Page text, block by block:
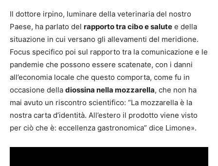
Il dottore irpino, luminare della veterinaria del nostro
Paese, ha parlato del rapporto tra cibo e salute e della
situazione in cui versano gli allevamenti del meridione.
Focus specifico poi sul rapporto tra la comunicazione e le
pandemie che possono essere scatenate, con i danni
all’economia locale che questo comporta, come fu in
occasione della diossina nella mozzarella, che non ha
mai avuto un riscontro scientifico: “La mozzarella è la
nostra carta d’identità. All’estero il prodotto viene visto
per ciò che è: eccellenza gastronomica” dice Limone».